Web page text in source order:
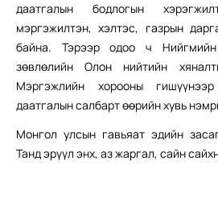
даатгалын бодлогын
мэргэжилтэн, хэлтэс, газрын
байна. Тэрээр одоо ч Нийгмийн
зөвлөлийн Олон нийтийн
Мэргэжлийн хорооны
даатгалын салбарт өөрийн хувь
Монгол улсын гавьяат эдийн
Танд эрүүл энх, аз жаргал, сайн